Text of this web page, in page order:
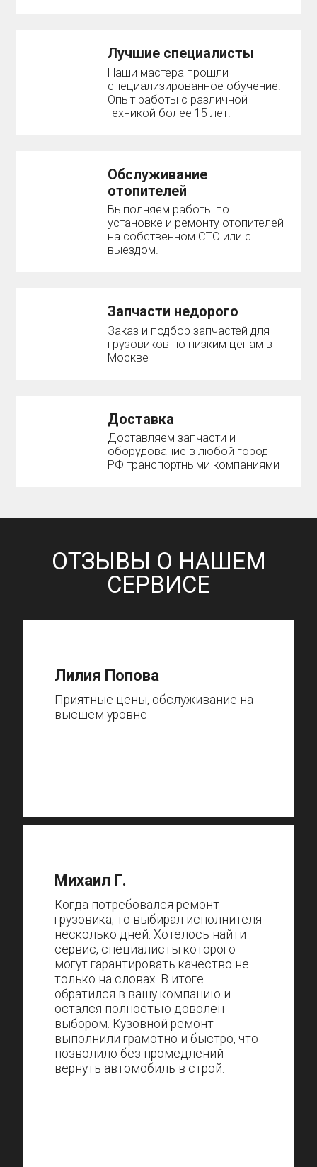
Лучшие специалисты
Наши мастера прошли
специализированное обучение.
Опыт работы с различной
техникой более 15 лет!
Обслуживание
отопителей
Выполняем работы по
установке и ремонту отопителей
на собственном СТО или с
выездом.
Запчасти недорого
Заказ и подбор запчастей для
грузовиков по низким ценам в
Москве
Доставка
Доставляем запчасти и
оборудование в любой город
РФ транспортными компаниями
ОТЗЫВЫ О НАШЕМ
СЕРВИСЕ
Лилия Попова
Приятные цены, обслуживание на
высшем уровне
Михаил Г.
Когда потребовался ремонт
грузовика, то выбирал исполнителя
несколько дней. Хотелось найти
сервис, специалисты которого
могут гарантировать качество не
только на словах. В итоге
обратился в вашу компанию и
остался полностью доволен
выбором. Кузовной ремонт
выполнили грамотно и быстро, что
позволило без промедлений
вернуть автомобиль в строй.